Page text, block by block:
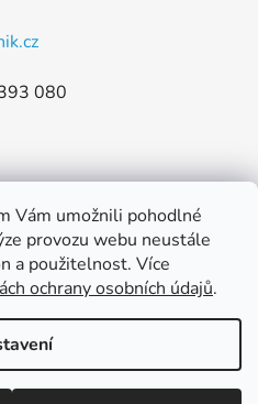
Vám umožnili pohodlné
provozu webu neustále
a použitelnost. Více
ochrany osobních údajů.
080
Shoptet